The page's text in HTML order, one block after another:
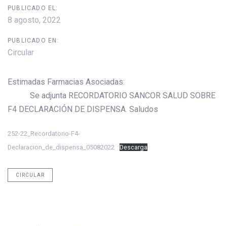
PUBLICADO EL:
8 agosto, 2022
PUBLICADO EN:
Circular
Estimadas Farmacias Asociadas:
Se adjunta RECORDATORIO SANCOR SALUD SOBRE
F4 DECLARACIÓN DE DISPENSA. Saludos
252-22_Recordatorio-F4-
Declaracion_de_dispensa_05082022
Descarga
CIRCULAR